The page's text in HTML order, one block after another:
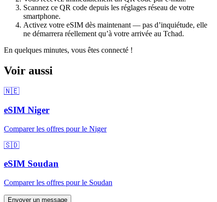
Scannez ce QR code depuis les réglages réseau de votre
smartphone.
Activez votre eSIM dès maintenant — pas d’inquiétude, elle
ne démarrera réellement qu’à votre arrivée au Tchad.
En quelques minutes, vous êtes connecté !
Voir aussi
🇳🇪
eSIM Niger
Comparer les offres pourle Niger
🇸🇩
eSIM Soudan
Comparer les offres pourle Soudan
Envoyer un message